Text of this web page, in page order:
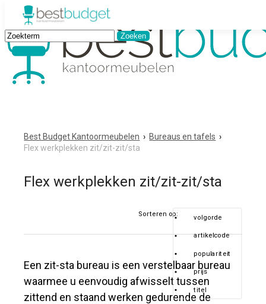
Best Budget Kantoormeubelen › Bureaus en tafels ›
Flex werkplekken zit/zit-zit/sta
Flex werkplekken zit/zit-zit/sta
Sorteren op: volgorde
artikelcode
populariteit
prijs
titel
Een zit-sta bureau is een verstelbaar bureau
waarmee u eenvoudig afwisselt tussen
zittend en staand werken gedurende de